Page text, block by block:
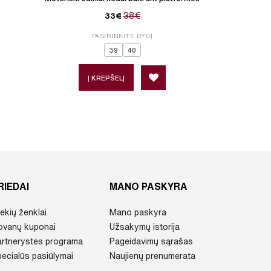
33€ 38€
PASIRINKITE DYDĮ
39 40
Į KREPŠELĮ
ženklai
kuponai
programa
pasiūlymai
MANO PASKYRA
Mano paskyra
Užsakymų istorija
Pageidavimų sąrašas
Naujienų prenumerata